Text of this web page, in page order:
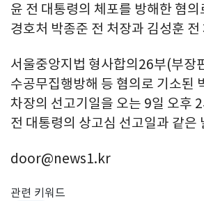
윤 전 대통령의 체포를 방해한 혐
경호처 박종준 전 처장과 김성훈
서울중앙지법 형사합의26부(부장
수공무집행방해 등 혐의로 기소된
차장의 선고기일을 오는 9일 오후
전 대통령의 상고심 선고일과 같은
door@news1.kr
관련 키워드